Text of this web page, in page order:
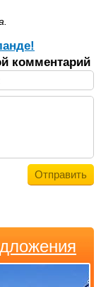
комментарий